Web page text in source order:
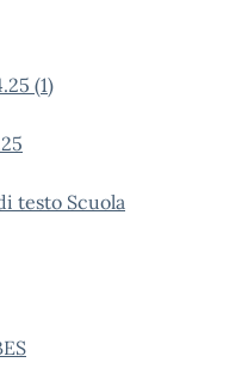
(1)
testo Scuola